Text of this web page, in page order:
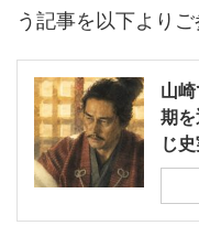
う記事を以下よりご
山
期
じ